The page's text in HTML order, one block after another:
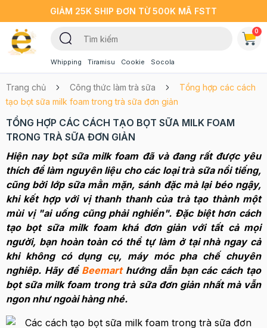
GIẢM 25K SHIP ĐƠN TỪ 500K MÃ FSTT
Whipping Tiramisu Cookie Socola
0
Trang chủ Công thức làm trà sữa
Tổng hợp các cách
tạo bọt sữa milk foam trong trà sữa đơn giản
TỔNG HỢP CÁC CÁCH TẠO BỌT SỮA MILK FOAM
TRONG TRÀ SỮA ĐƠN GIẢN
Hiện nay bọt sữa milk foam đã và đang rất được yêu
thích để làm nguyên liệu cho các loại trà sữa nổi tiếng,
cũng bởi lớp sữa mằn mặn, sánh đặc mà lại béo ngậy,
khi kết hợp với vị thanh thanh của trà tạo thành một
mùi vị "ai uống cũng phải nghiền". Đặc biệt hơn cách
tạo bọt sữa milk foam khá đơn giản với tất cả mọi
người, bạn hoàn toàn có thể tự làm ở tại nhà ngay cả
khi không có dụng cụ, máy móc pha chế chuyên
nghiêp. Hãy để Beemart hướng dẫn bạn các cách tạo
bọt sữa milk foam trong trà sữa đơn giản nhất mà vẫn
ngon như ngoài hàng nhé.